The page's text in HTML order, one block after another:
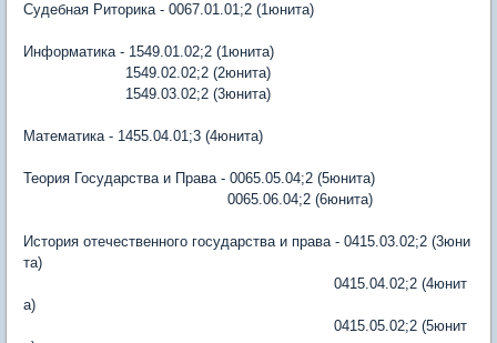
Судебная Риторика - 0067.01.01;2 (1юнита)
Информатика - 1549.01.02;2 (1юнита)
1549.02.02;2 (2юнита)
1549.03.02;2 (3юнита)
Математика - 1455.04.01;3 (4юнита)
Теория Государства и Права - 0065.05.04;2 (5юнита)
0065.06.04;2 (6юнита)
История отечественного государства и права - 0415.03.02;2 (3юни
та)
0415.04.02;2 (4юнит
а)
0415.05.02;2 (5юнит